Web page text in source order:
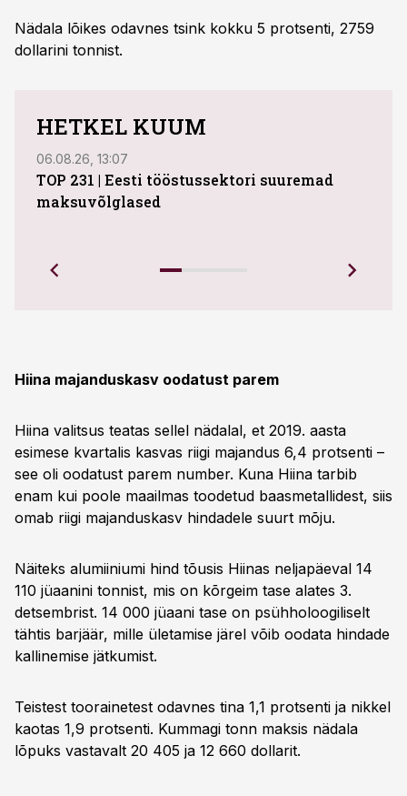
Nädala lõikes odavnes tsink kokku 5 protsenti, 2759
dollarini tonnist.
HETKEL KUUM
06.08.26, 13:07
TOP 231 | Eesti tööstussektori suuremad
maksuvõlglased
Hiina majanduskasv oodatust parem
Hiina valitsus teatas sellel nädalal, et 2019. aasta
esimese kvartalis kasvas riigi majandus 6,4 protsenti –
see oli oodatust parem number. Kuna Hiina tarbib
enam kui poole maailmas toodetud baasmetallidest, siis
omab riigi majanduskasv hindadele suurt mõju.
Näiteks alumiiniumi hind tõusis Hiinas neljapäeval 14
110 jüaanini tonnist, mis on kõrgeim tase alates 3.
detsembrist. 14 000 jüaani tase on psühholoogiliselt
tähtis barjäär, mille ületamise järel võib oodata hindade
kallinemise jätkumist.
Teistest toorainetest odavnes tina 1,1 protsenti ja nikkel
kaotas 1,9 protsenti. Kummagi tonn maksis nädala
lõpuks vastavalt 20 405 ja 12 660 dollarit.